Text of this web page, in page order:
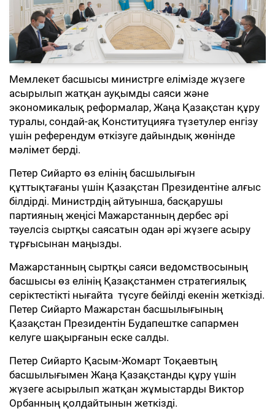
Мемлекет басшысы министрге елімізде жүзеге
асырылып жатқан ауқымды саяси және
экономикалық реформалар, Жаңа Қазақстан құру
туралы, сондай-ақ Конституцияға түзетулер енгізу
үшін референдум өткізуге дайындық жөнінде
мәлімет берді.
Петер Сийарто өз елінің басшылығын
құттықтағаны үшін Қазақстан Президентіне алғыс
білдірді. Министрдің айтуынша, басқарушы
партияның жеңісі Мажарстанның дербес әрі
тәуелсіз сыртқы саясатын одан әрі жүзеге асыру
тұрғысынан маңызды.
Мажарстанның сыртқы саяси ведомствосының
басшысы өз елінің Қазақстанмен стратегиялық
серіктестікті нығайта түсуге бейілді екенін жеткізді.
Петер Сийарто Мажарстан басшылығының
Қазақстан Президентін Будапештке сапармен
келуге шақырғанын еске салды.
Петер Сийарто Қасым-Жомарт Тоқаевтың
басшылығымен Жаңа Қазақстанды құру үшін
жүзеге асырылып жатқан жұмыстарды Виктор
Орбанның қолдайтынын жеткізді.